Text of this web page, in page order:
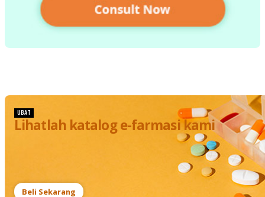
UBAT
Lihatlah katalog e-farmasi kami
Beli Sekarang